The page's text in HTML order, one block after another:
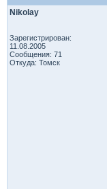
Nikolay
Зарегистрирован:
11.08.2005
Сообщения: 71
Откуда: Томск